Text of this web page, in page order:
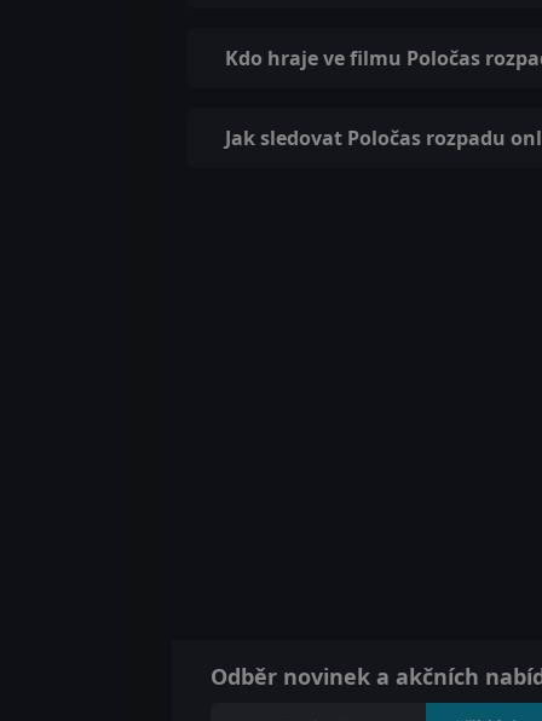
Kdo hraje ve filmu Poločas
Jak sledovat Poločas rozpadu
Odběr novinek a akčních